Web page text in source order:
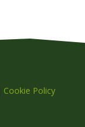
Cookie Policy